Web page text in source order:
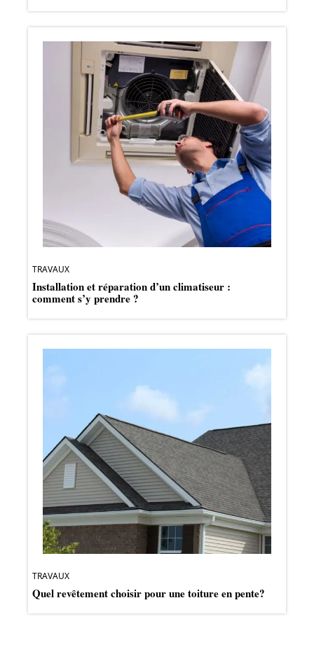
TRAVAUX
Installation et réparation d’un climatiseur :
comment s’y prendre ?
TRAVAUX
Quel revêtement choisir pour une toiture en pente?